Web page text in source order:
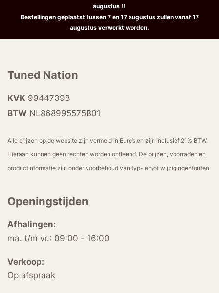
augustus !!
Bestellingen geplaatst tussen 7 en 17 augustus zullen vanaf 17
augustus verwerkt worden.
Tuned Nation
KVK 99447398
BTW NL868995575B01
Alle prijzen op de website zijn vermeld in Euro’s en zijn inclusief 21% BTW.
Hieraan kunnen geen rechten worden ontleend. De prijzen, voorraden en
productinformatie zijn onder voorbehoud van typ- en/of wijzigingenfouten.
Openingstijden
Afhalingen:
ma. t/m vr.: 09:00 - 16:00
Verkoop:
Op afspraak